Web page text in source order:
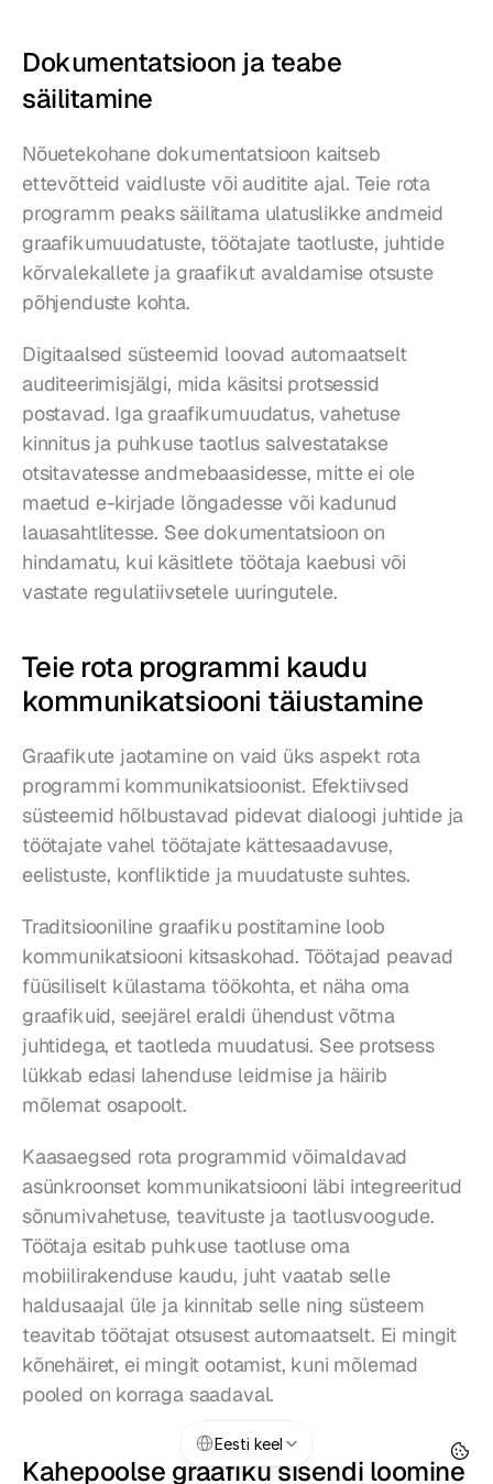
Dokumentatsioon ja teabe
säilitamine
Nõuetekohane dokumentatsioon kaitseb
ettevõtteid vaidluste või auditite ajal. Teie rota
programm peaks säilitama ulatuslikke andmeid
graafikumuudatuste, töötajate taotluste, juhtide
kõrvalekallete ja graafikut avaldamise otsuste
põhjenduste kohta.
Digitaalsed süsteemid loovad automaatselt
auditeerimisjälgi, mida käsitsi protsessid
postavad. Iga graafikumuudatus, vahetuse
kinnitus ja puhkuse taotlus salvestatakse
otsitavatesse andmebaasidesse, mitte ei ole
maetud e-kirjade lõngadesse või kadunud
lauasahtlitesse. See dokumentatsioon on
hindamatu, kui käsitlete töötaja kaebusi või
vastate regulatiivsetele uuringutele.
Teie rota programmi kaudu
kommunikatsiooni täiustamine
Graafikute jaotamine on vaid üks aspekt rota
programmi kommunikatsioonist. Efektiivsed
süsteemid hõlbustavad pidevat dialoogi juhtide ja
töötajate vahel töötajate kättesaadavuse,
eelistuste, konfliktide ja muudatuste suhtes.
Traditsiooniline graafiku postitamine loob
kommunikatsiooni kitsaskohad. Töötajad peavad
füüsiliselt külastama töökohta, et näha oma
graafikuid, seejärel eraldi ühendust võtma
juhtidega, et taotleda muudatusi. See protsess
lükkab edasi lahenduse leidmise ja häirib
mõlemat osapoolt.
Kaasaegsed rota programmid võimaldavad
asünkroonset kommunikatsiooni läbi integreeritud
sõnumivahetuse, teavituste ja taotlusvoogude.
Töötaja esitab puhkuse taotluse oma
mobiilirakenduse kaudu, juht vaatab selle
haldusaajal üle ja kinnitab selle ning süsteem
teavitab töötajat otsusest automaatselt. Ei mingit
kõnehäiret, ei mingit ootamist, kuni mõlemad
pooled on korraga saadaval.
Kahepoolse graafiku sisendi loomine
Eesti keel